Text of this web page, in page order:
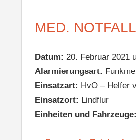
MED. NOTFALL
Datum: 20. Februar 2021
Alarmierungsart:
Einsatzart: HvO – Helfer
Einsatzort: Lindflur
Einheiten und Fahrzeuge: